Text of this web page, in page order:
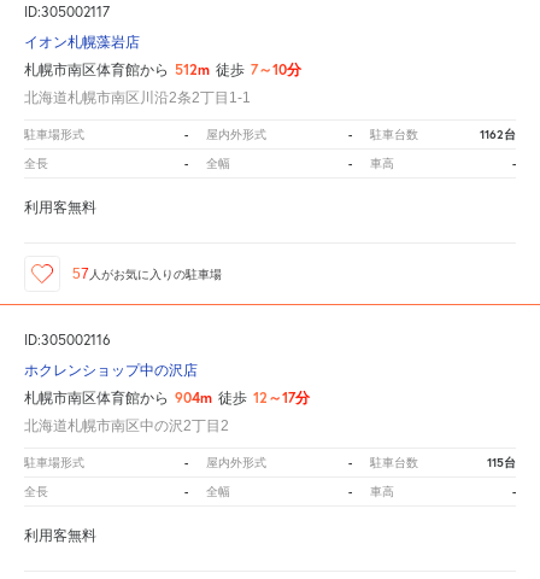
ID:305002117
イオン札幌藻岩店
札幌市南区体育館から 512m 徒歩 7～10分
北海道札幌市南区川沿2条2丁目1-1
駐車場形式 - 屋内外形式 - 駐車台数 1162台
全長 - 全幅 - 車高 -
利用客無料
57 人がお気に入りの駐車場
ID:305002116
ホクレンショップ中の沢店
札幌市南区体育館から 904m 徒歩 12～17分
北海道札幌市南区中の沢2丁目2
駐車場形式 - 屋内外形式 - 駐車台数 115台
全長 - 全幅 - 車高 -
利用客無料